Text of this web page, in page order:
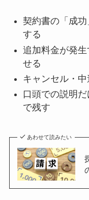
契約書の「成
する
追加料金が発
せる
キャンセル・
口頭での説明
で残す
あわせて読みたい